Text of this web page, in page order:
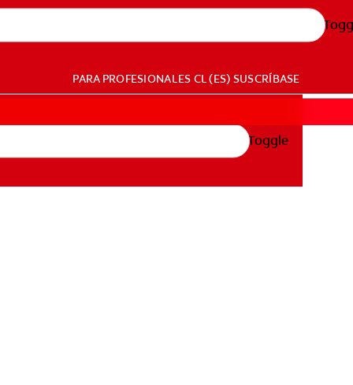
PARA PROFESIONALES CL (ES) SUSCRÍBASE
Toggle